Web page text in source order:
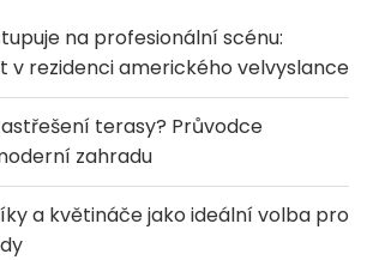
na profesionální scénu:
v rezidenci amerického velvyslance
terasy? Průvodce
zahradu
a květináče jako ideální volba pro